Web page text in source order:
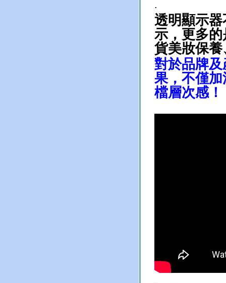
.
透明顯示
示，更多
貨美妝保
對於品牌
果，不僅
檔層次感！